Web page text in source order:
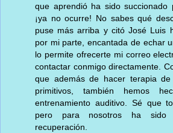
que aprendió ha sido succionado
¡ya no ocurre! No sabes qué
puse más arriba y citó José Luis
por mi parte, encantada de echar
lo permite ofrecerte mi correo
contactar conmigo directamente.
que además de hacer terapia
primitivos, también hemos
entrenamiento auditivo. Sé que
pero para nosotros ha sido
recuperación.